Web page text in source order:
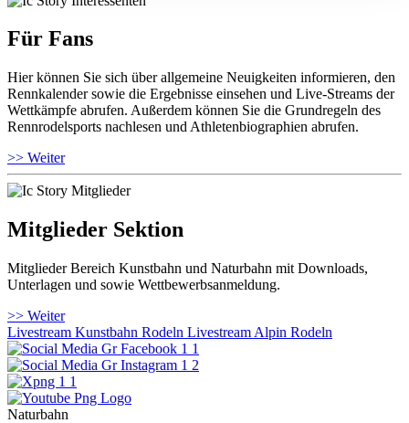
Für Fans
Hier können Sie sich über allgemeine Neuigkeiten informieren, den
Rennkalender sowie die Ergebnisse einsehen und Live-Streams der
Wettkämpfe abrufen. Außerdem können Sie die Grundregeln des
Rennrodelsports nachlesen und Athletenbiographien abrufen.
>> Weiter
Mitglieder Sektion
Mitglieder Bereich Kunstbahn und Naturbahn mit Downloads,
Unterlagen und sowie Wettbewerbsanmeldung.
>> Weiter
Livestream Kunstbahn Rodeln Livestream Alpin Rodeln
Naturbahn